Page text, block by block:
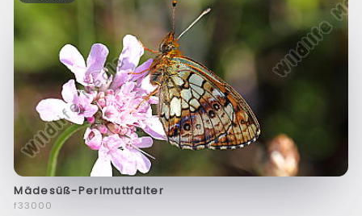
Mädesüß-Perlmuttfalter
f33000